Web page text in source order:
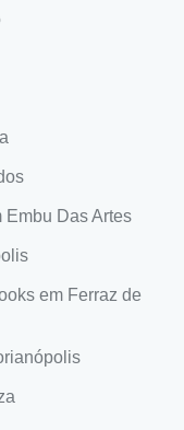
Embu Das Artes
em Ferraz de